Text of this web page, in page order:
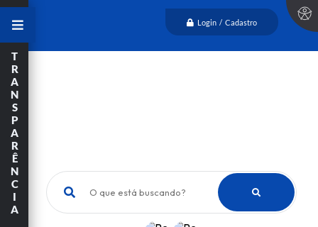
Login / Cadastro
O que está buscando?
T
R
A
N
S
P
A
R
Ê
N
C
I
A